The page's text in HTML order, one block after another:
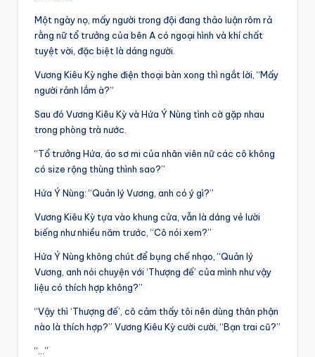
Một ngày nọ, mấy người trong đội đang thảo luận rôm rả
rằng nữ tổ trưởng của bên A có ngoại hình và khí chất
tuyệt vời, đặc biệt là dáng người.
Vương Kiêu Kỳ nghe điện thoại bàn xong thì ngắt lời, “Mấy
người rảnh lắm à?”
Sau đó Vương Kiêu Kỳ và Hứa Ý Nùng tình cờ gặp nhau
trong phòng trà nước.
“Tổ trưởng Hứa, áo sơ mi của nhân viên nữ các cô không
có size rộng thùng thình sao?”
Hứa Ý Nùng: “Quản lý Vương, anh có ý gì?”
Vương Kiêu Kỳ tựa vào khung cửa, vẫn là dáng vẻ lười
biếng như nhiều năm trước, “Cô nói xem?”
Hứa Ý Nùng không chút để bụng chế nhạo, “Quản lý
Vương, anh nói chuyện với ‘Thượng đế’ của mình như vậy
liệu có thích hợp không?”
“Vậy thì ‘Thượng đế’, cô cảm thấy tôi nên dùng thân phận
nào là thích hợp?” Vương Kiêu Kỳ cười cười, “Bạn trai cũ?”
“…”